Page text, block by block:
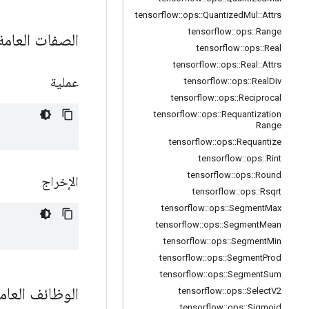
tensorflow::ops::QuantizedMul ::Attrs
tensorflow::ops::Range
tensorflow::ops::Real
tensorflow::ops::Real ::Attrs
tensorflow::ops::Real Div
tensorflow::ops::Reciprocal
tensorflow::ops::Requantization
Range
tensorflow::ops::Requantize
tensorflow::ops::Rint
tensorflow::ops::Round
tensorflow::ops::Rsqrt
tensorflow::ops::SegmentMax
tensorflow::ops::SegmentMean
tensorflow::ops::SegmentMin
tensorflow::ops::SegmentProd
tensorflow::ops::SegmentSum
tensorflow::ops::SelectV2
الصفات
عملية
الإخراج
الوظائف